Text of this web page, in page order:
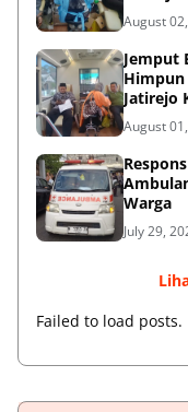
August
Jemput
Himpun
Jatirejo
August
Warga
July 29,
Failed to load posts.